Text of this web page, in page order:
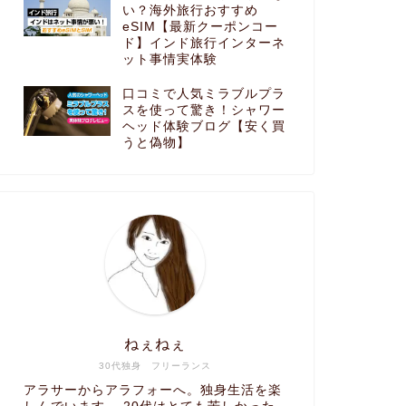
い？海外旅行おすすめ
eSIM【最新クーポンコー
ド】インド旅行インターネ
ット事情実体験
口コミで人気ミラブルプラ
スを使って驚き！シャワー
ヘッド体験ブログ【安く買
うと偽物】
30代独身 フリーランス
ねぇねぇ
アラサーからアラフォーへ。独身生活を楽